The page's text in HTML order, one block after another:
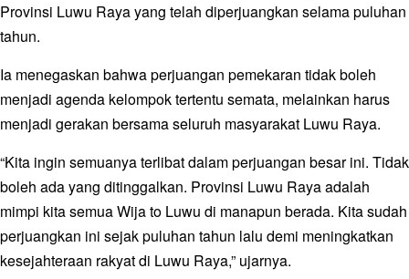
Provinsi Luwu Raya yang telah diperjuangkan selama puluhan
tahun.
Ia menegaskan bahwa perjuangan pemekaran tidak boleh
menjadi agenda kelompok tertentu semata, melainkan harus
menjadi gerakan bersama seluruh masyarakat Luwu Raya.
“Kita ingin semuanya terlibat dalam perjuangan besar ini. Tidak
boleh ada yang ditinggalkan. Provinsi Luwu Raya adalah
mimpi kita semua Wija to Luwu di manapun berada. Kita sudah
perjuangkan ini sejak puluhan tahun lalu demi meningkatkan
kesejahteraan rakyat di Luwu Raya,” ujarnya.